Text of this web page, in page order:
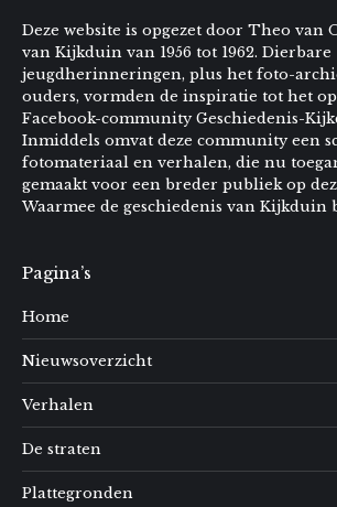
Deze website is opgezet door Theo van
van Kijkduin van 1956 tot 1962. Dierbare
jeugdherinneringen, plus het foto-
ouders, vormden de inspiratie tot het
Facebook-community Geschiedenis-
Inmiddels omvat deze community een
fotomateriaal en verhalen, die nu
gemaakt voor een breder publiek op
Waarmee de geschiedenis van Kijkduin
Pagina’s
Home
Nieuwsoverzicht
Verhalen
De straten
Plattegronden